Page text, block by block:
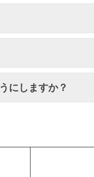
にしますか？